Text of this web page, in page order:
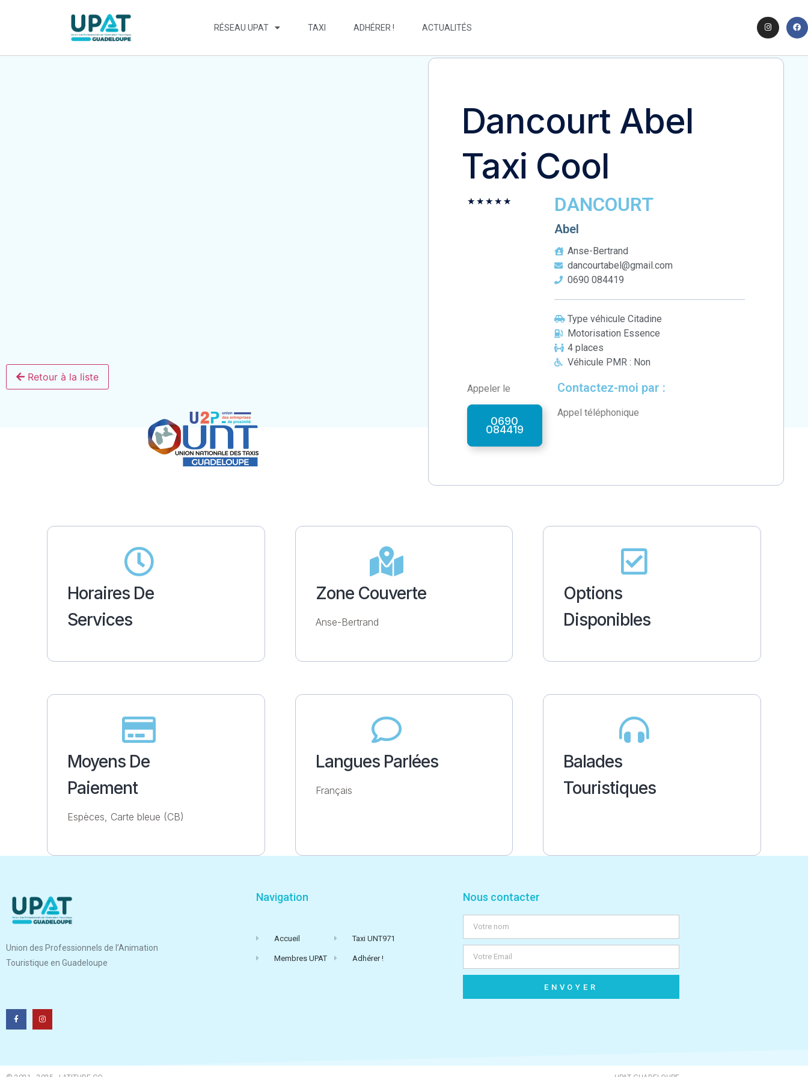
RÉSEAU UPAT TAXI ADHÉRER ! ACTUALITÉS
Retour à la liste
Dancourt Abel
Taxi Cool
★★★★★ DANCOURT
Abel
Anse-Bertrand
dancourtabel@gmail.com
0690 084419
Type véhicule Citadine
Motorisation Essence
4 places
Véhicule PMR : Non
Appeler le
0690
084419
Contactez-moi par :
Appel téléphonique
Horaires De
Services
Zone Couverte
Anse-Bertrand
Options
Disponibles
Moyens De
Paiement
Espèces, Carte bleue (CB)
Langues Parlées
Français
Balades
Touristiques
Union des Professionnels de l’Animation
Touristique en Guadeloupe
Navigation
Accueil
Membres UPAT
Taxi UNT971
Adhérer !
Nous contacter
ENVOYER